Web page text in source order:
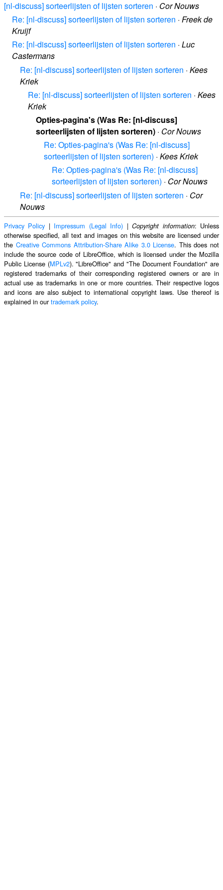
[nl-discuss] sorteerlijsten of lijsten sorteren · Cor Nouws
Re: [nl-discuss] sorteerlijsten of lijsten sorteren · Freek de
Kruijf
Re: [nl-discuss] sorteerlijsten of lijsten sorteren · Luc
Castermans
Re: [nl-discuss] sorteerlijsten of lijsten sorteren · Kees
Kriek
Re: [nl-discuss] sorteerlijsten of lijsten sorteren · Kees
Kriek
Opties-pagina's (Was Re: [nl-discuss]
sorteerlijsten of lijsten sorteren) · Cor Nouws
Re: Opties-pagina's (Was Re: [nl-discuss]
sorteerlijsten of lijsten sorteren) · Kees Kriek
Re: Opties-pagina's (Was Re: [nl-discuss]
sorteerlijsten of lijsten sorteren) · Cor Nouws
Re: [nl-discuss] sorteerlijsten of lijsten sorteren · Cor
Nouws
Privacy Policy | Impressum (Legal Info) |Copyright information: Unless
otherwise specified, all text and images on this website are licensed under
the Creative Commons Attribution-Share Alike 3.0 License. This does not
include the source code of LibreOffice, which is licensed under the Mozilla
Public License (MPLv2). "LibreOffice" and "The Document Foundation" are
registered trademarks of their corresponding registered owners or are in
actual use as trademarks in one or more countries. Their respective logos
and icons are also subject to international copyright laws. Use thereof is
explained in ourtrademark policy.